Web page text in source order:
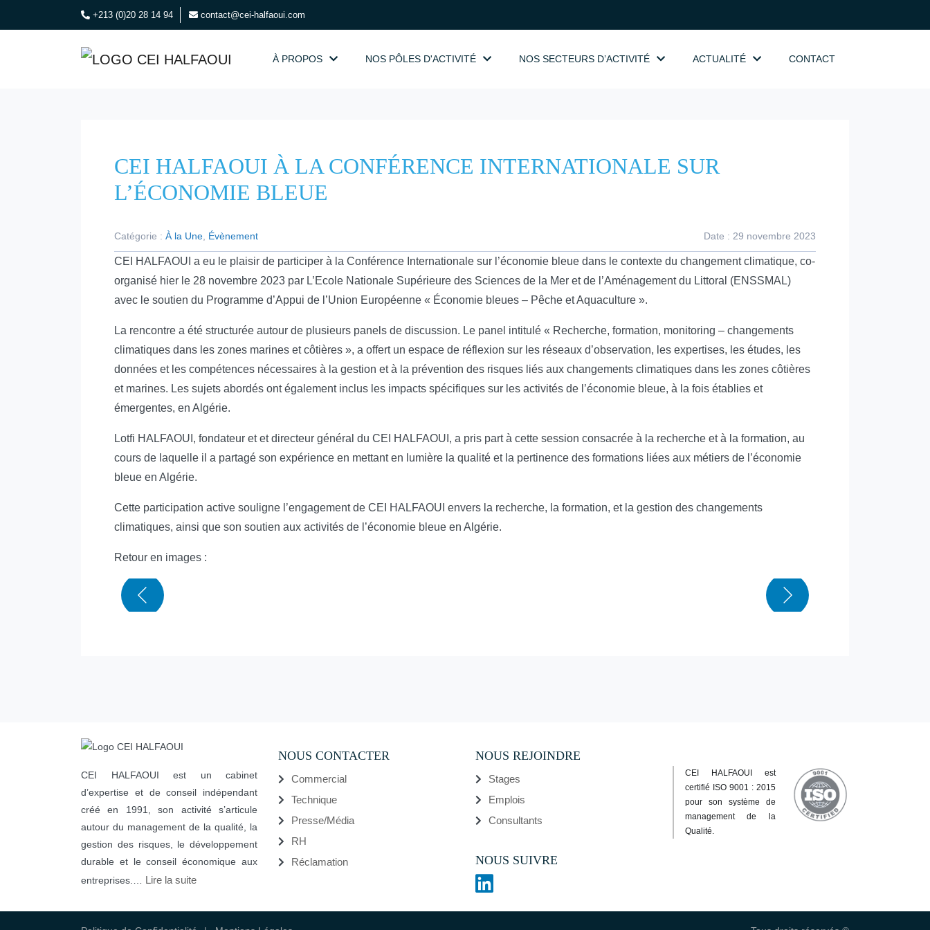
+213 (0)20 28 14 94 contact@cei-halfaoui.com
À PROPOS NOS PÔLES D'ACTIVITÉ NOS SECTEURS D’ACTIVITÉ ACTUALITÉ CONTACT
CEI HALFAOUI À LA CONFÉRENCE INTERNATIONALE SUR
L’ÉCONOMIE BLEUE
Catégorie : À la Une Évènement Date : 29 novembre 2023
CEI HALFAOUI a eu le plaisir de participer à la Conférence Internationale sur l’économie bleue dans le contexte du changement climatique, co-
organisé hier le 28 novembre 2023 par L’Ecole Nationale Supérieure des Sciences de la Mer et de l’Aménagement du Littoral (ENSSMAL)
avec le soutien du Programme d’Appui de l’Union Européenne « Économie bleues – Pêche et Aquaculture ».
La rencontre a été structurée autour de plusieurs panels de discussion. Le panel intitulé « Recherche, formation, monitoring – changements
climatiques dans les zones marines et côtières », a offert un espace de réflexion sur les réseaux d’observation, les expertises, les études, les
données et les compétences nécessaires à la gestion et à la prévention des risques liés aux changements climatiques dans les zones côtières
et marines. Les sujets abordés ont également inclus les impacts spécifiques sur les activités de l’économie bleue, à la fois établies et
émergentes, en Algérie.
Lotfi HALFAOUI, fondateur et et directeur général du CEI HALFAOUI, a pris part à cette session consacrée à la recherche et à la formation, au
cours de laquelle il a partagé son expérience en mettant en lumière la qualité et la pertinence des formations liées aux métiers de l’économie
bleue en Algérie.
Cette participation active souligne l’engagement de CEI HALFAOUI envers la recherche, la formation, et la gestion des changements
climatiques, ainsi que son soutien aux activités de l’économie bleue en Algérie.
Retour en images :
CEI HALFAOUI est un cabinet
d’expertise et de conseil indépendant
créé en 1991, son activité s’articule
autour du management de la qualité, la
gestion des risques, le développement
durable et le conseil économique aux
entreprises.… Lire la suite
NOUS CONTACTER
Commercial
Technique
Presse/Média
RH
Réclamation
NOUS REJOINDRE
Stages
Emplois
Consultants
NOUS SUIVRE
CEI HALFAOUI est
certifié ISO 9001 : 2015
pour son système de
management de la
Qualité.